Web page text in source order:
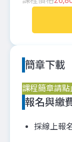
簡章下載
課程簡章請
報名與繳
採線上報